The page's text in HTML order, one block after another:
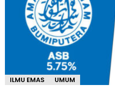
ILMU EMAS UMUM